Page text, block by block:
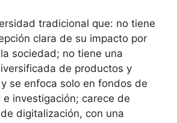
tradicional que: no tiene
clara de su impacto por
sociedad; no tiene una
de productos y
se enfoca solo en fondos de
e investigación; carece de
digitalización, con una